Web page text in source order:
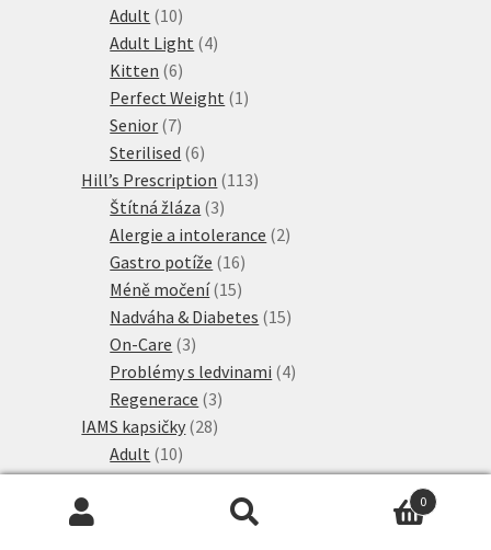
Adult 1010
produktů
Adult Light 44
Kitten 66
produktů
Perfect Weight 1 1
Senior 77
produktů
Sterilised 66
produktů
Hill’s Prescription 113113
Štítná žláza 33
produkty
Alergie a intolerance 22
Gastro potíže 1616
produktů
Méně močení 1515
produktů
Nadváha & Diabetes 1515
On-Care 33
produkty
Problémy s ledvinami 44
Regenerace 33
produkty
IAMS kapsičky 2828
Adult 1010
produktů
IAMS Naturally 44
produkty
IAMS výhodná balení 0